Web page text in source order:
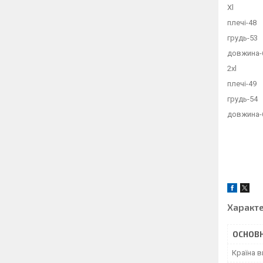
Xl
плечі-48
грудь-53
довжина-
2xl
плечі-49
грудь-54
довжина-
Країна